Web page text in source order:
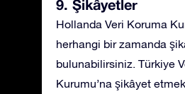
9. Şikâyetler
Hollanda Veri Koruma
herhangi bir zamanda
bulunabilirsiniz. Türkiye
Kurumu’na şikâyet